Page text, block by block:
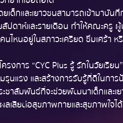
ด็กและเยาวชนสามารถเข้ามาบั
ดาห์และรายเดือน ทำให้คณะครู
นไหนอยู่ในสภาวะเครียด ซึมเศร้า
การ “CYC Plus รู้ รักในวัยเรียน
แรง และสร้างการรับรู้ที่ดีในการ
ชาสัมพันธ์ที่จะช่วยพัฒนาเด็กและเ
สียต่อสุขภาพกายและสุขภาพใจได้